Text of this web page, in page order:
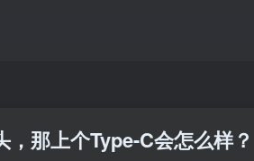
那上个Type-C会怎么样？